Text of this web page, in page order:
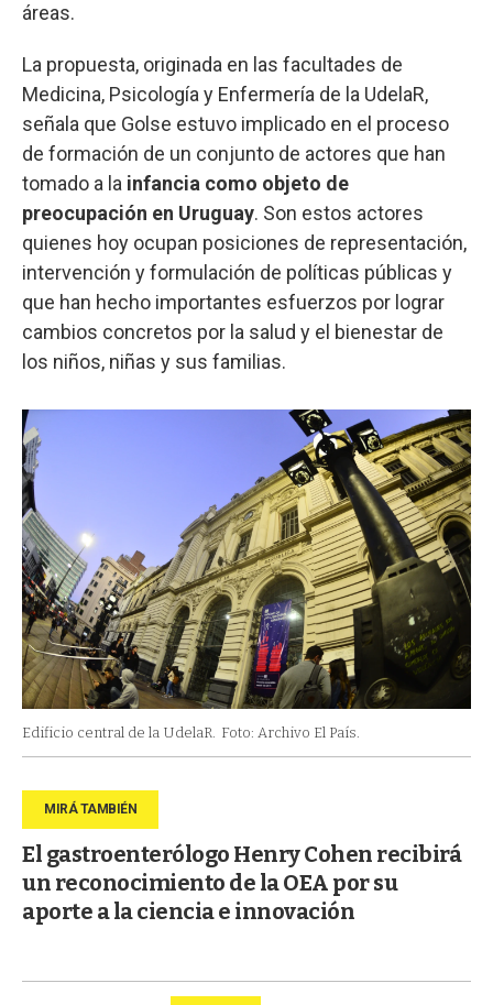
áreas.
La propuesta, originada en las facultades de
Medicina, Psicología y Enfermería de la UdelaR,
señala que Golse estuvo implicado en el proceso
de formación de un conjunto de actores que han
tomado a la infancia como objeto de
preocupación en Uruguay. Son estos actores
quienes hoy ocupan posiciones de representación,
intervención y formulación de políticas públicas y
que han hecho importantes esfuerzos por lograr
cambios concretos por la salud y el bienestar de
los niños, niñas y sus familias.
Edificio central de la UdelaR. Foto: Archivo El País.
El gastroenterólogo Henry Cohen recibirá
un reconocimiento de la OEA por su
aporte a la ciencia e innovación